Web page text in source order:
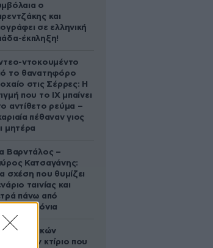
ο
και
σε ελληνική
έκπληξη!
ντοκουμέντο
το θανατηφόρο
στις Σέρρες: Η
που το ΙΧ μπαίνει
αντίθετο ρεύμα –
πέθαναν γιος
μητέρα
Βαρντάλος –
Κατσαγάνης:
σχέση που θυμίζει
ταινίας και
πάνω από
χρόνια
φαραωνικών
κτίριο που